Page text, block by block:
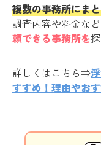
複数の事務所にま
調査内容や料金な
頼できる事務所を
詳しくはこちら⇒
すすめ！理由やお